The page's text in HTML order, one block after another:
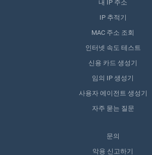
내 IP 주소
IP 추적기
MAC 주소 조회
인터넷 속도 테스트
신용 카드 생성기
임의 IP 생성기
사용자 에이전트 생성기
자주 묻는 질문
문의
악용 신고하기